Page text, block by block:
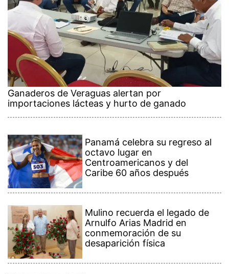
Ganaderos de Veraguas alertan por
importaciones lácteas y hurto de ganado
Panamá celebra su regreso al
octavo lugar en
Centroamericanos y del
Caribe 60 años después
Mulino recuerda el legado de
Arnulfo Arias Madrid en
conmemoración de su
desaparición física